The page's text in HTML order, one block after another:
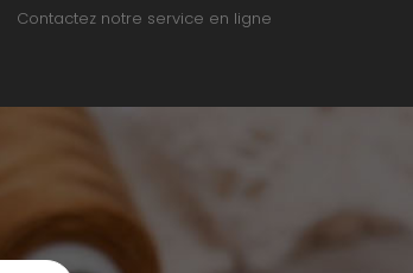
Contactez notre service en ligne